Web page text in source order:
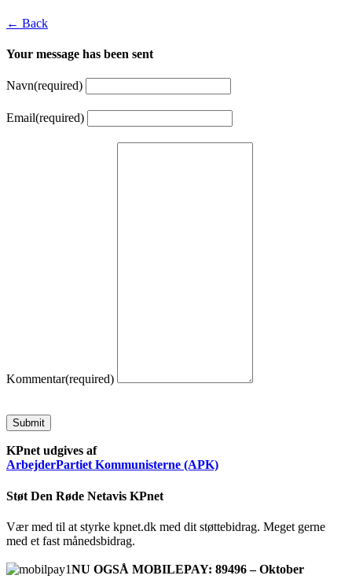
← Back
Your message has been sent
Navn(required)
Email(required)
Kommentar(required)
Submit
KPnet udgives af
ArbejderPartiet Kommunisterne (APK)
Støt Den Røde Netavis KPnet
Vær med til at styrke kpnet.dk med dit støttebidrag. Meget gerne
med et fast månedsbidrag.
NU OGSÅ MOBILEPAY: 89496 – Oktober